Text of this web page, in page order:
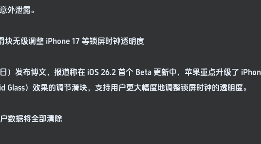
外泄露。
块无级调整 iPhone 17 等锁屏时钟透明度
）发布博文，报道称在 iOS 26.2 首个 Beta 更新中，苹果重点升级了
）效果的调节滑块，支持用户更大幅度地调整锁屏时钟的透明度。
数据将全部清除